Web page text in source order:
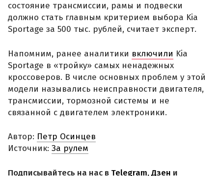
состояние трансмиссии, рамы и подвески
должно стать главным критерием выбора Kia
Sportage за 500 тыс. рублей, считает эксперт.
Напомним, ранее аналитики включили Kia
Sportage в «тройку» самых ненадежных
кроссоверов. В числе основных проблем у этой
модели назывались неисправности двигателя,
трансмиссии, тормозной системы и не
связанной с двигателем электроники.
Автор: Петр Осинцев
Источник: За рулем
Подписывайтесь на нас в Telegram,Дзен и